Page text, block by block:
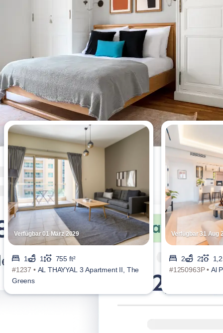
Meistgesehene Wohnungen
dieser Woche
Verfügbar 01 März 2029
1 1
755 ft²
#1237 • AL THAYYAL 3 Apartment II, The
Greens
Verfügbar 31 Aug
2 2
#1250963P • Al